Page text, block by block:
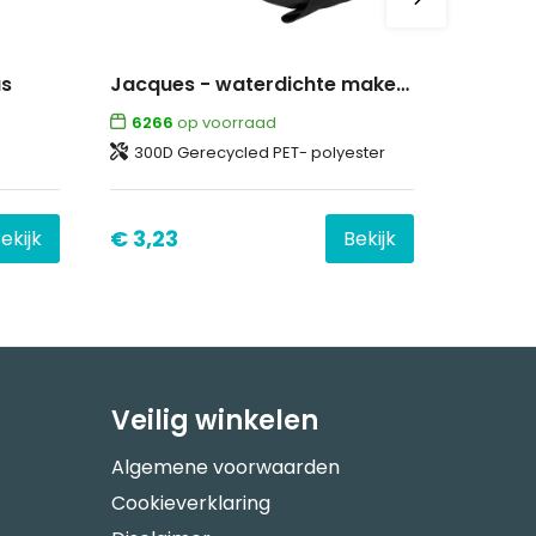
Jacques - waterdichte make-up tas
6266 op voorraad
300D Gerecycled PET- polyester
€ 3,23 Bekijk
Veilig winkelen
Algemene voorwaarden
Cookieverklaring